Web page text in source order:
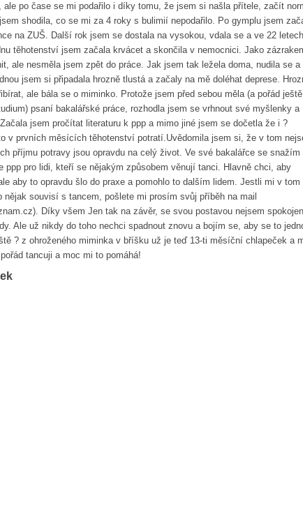
ale po čase se mi podařilo i díky tomu, že jsem si našla přítele, začít
shodila, co se mi za 4 roky s bulimií nepodařilo. Po gymplu jsem
na ZUŠ. Další rok jsem se dostala na vysokou, vdala se a ve 22
těhotenství jsem začala krvácet a skončila v nemocnici. Jako
ale nesměla jsem zpět do práce. Jak jsem tak ležela doma, nudila se a
jsem si připadala hrozně tlustá a začaly na mě doléhat deprese.
ale bála se o miminko. Protože jsem před sebou měla (a pořád
psaní bakalářské práce, rozhodla jsem se vrhnout své myšlenky a
jsem pročítat literaturu k ppp a mimo jiné jsem se dočetla že i ?
v prvních měsících těhotenství potratí.Uvědomila jsem si, že v tom
příjmu potravy jsou opravdu na celý život. Ve své bakalářce se snažím
ppp pro lidi, kteří se nějakým způsobem věnují tanci. Hlavně chci, aby
aby to opravdu šlo do praxe a pomohlo to dalším lidem. Jestli mi v tom
nějak souvisí s tancem, pošlete mi prosím svůj příběh na mail
Díky všem Jen tak na závěr, se svou postavou nejsem
Ale už nikdy do toho nechci spadnout znovu a bojím se, aby se to
? z ohroženého miminka v bříšku už je teď 13-ti měsíční chlapeček a
tancuji a moc mi to pomáhá!